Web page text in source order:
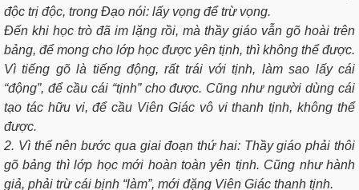
độc trị độc, trong Ðạo nói: lấy vọng để trừ vọng.
Ðến khi học trò đã im lặng rồi, mà thầy giáo vẫn gõ hoài trên
bảng, để mong cho lớp học được yên tịnh, thì không thể được.
Vì tiếng gõ là tiếng động, rất trái với tịnh, làm sao lấy cái
“động”, để cầu cái “tịnh” cho được. Cũng như người dùng cái
tạo tác hữu vi, để cầu Viên Giác vô vi thanh tịnh, không thể
được.
2. Vì thế nên bước qua giai đoạn thứ hai: Thầy giáo phải thôi
gõ bảng thì lớp học mới hoàn toàn yên tịnh. Cũng như hành
giả, phải trừ cái bịnh “làm”, mới đặng Viên Giác thanh tịnh.